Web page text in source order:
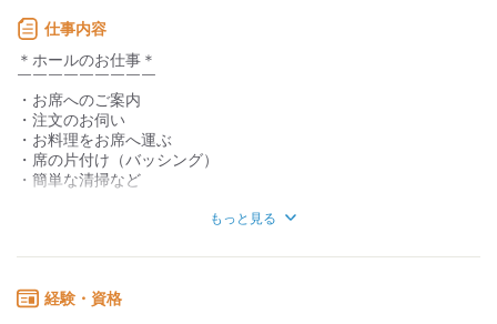
→プライベートの予定も立てやすい！
◆まかない有り♪
◆社割
→友達や家族と来店の際には、20％オフ！
◆シフトの融通が利きやすい
学生さん同士で助け合っています！
仕事内容
＊ホールのお仕事＊
￣￣￣￣￣￣￣￣￣
・お席へのご案内
・注文のお伺い
・お料理をお席へ運ぶ
・席の片付け（バッシング）
・簡単な清掃など
￣￣￣￣￣￣￣￣￣￣
・食器洗い
もっと見る
経験・資格